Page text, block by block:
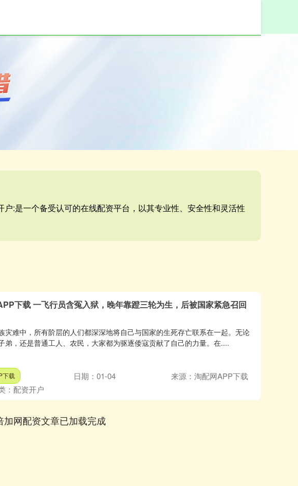
:是一个备受认可的在线配资平台，以其专业性、安全性和灵活性
下载 一飞行员含冤入狱，晚年靠蹬三轮为生，后被国家紧急召回
灾难中，所有阶层的人们都深深地将自己与国家的生死存亡联系在一起。无论
弟，还是普通工人、农民，大家都为驱逐倭寇贡献了自己的力量。在....
下载 日期：01-04
来源：淘配网APP下载
： 配资开户
加网配资文章已加载完成